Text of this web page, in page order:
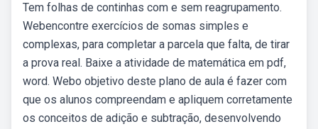
Tem folhas de continhas com e sem reagrupamento.
Webencontre exercícios de somas simples e
complexas, para completar a parcela que falta, de tirar
a prova real. Baixe a atividade de matemática em pdf,
word. Webo objetivo deste plano de aula é fazer com
que os alunos compreendam e apliquem corretamente
os conceitos de adição e subtração, desenvolvendo